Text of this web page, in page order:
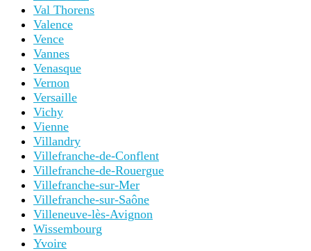
Val Thorens
Valence
Vence
Vannes
Venasque
Vernon
Versaille
Vichy
Vienne
Villandry
Villefranche-de-Conflent
Villefranche-de-Rouergue
Villefranche-sur-Mer
Villefranche-sur-Saône
Villeneuve-lès-Avignon
Wissembourg
Yvoire